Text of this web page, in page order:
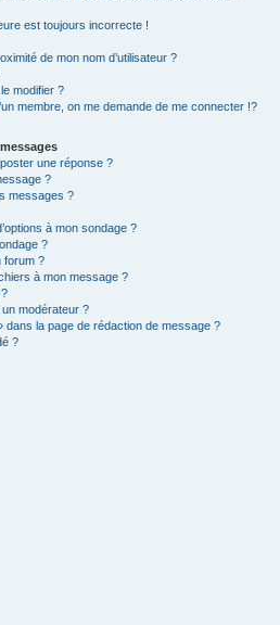
est toujours incorrecte !
de mon nom d’utilisateur ?
modifier ?
membre, on me demande de me connecter !?
une réponse ?
?
messages ?
à mon sondage ?
?
forum ?
à mon message ?
modérateur ?
dans la page de rédaction de message ?
?